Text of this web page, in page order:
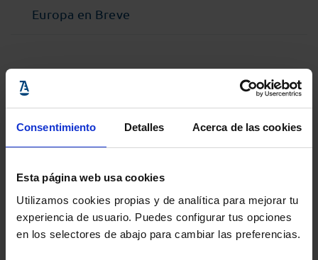
Consentimiento Detalles Acerca de las cookies
Esta página web usa cookies
Utilizamos cookies propias y de analítica para mejorar tu
experiencia de usuario. Puedes configurar tus opciones
en los selectores de abajo para cambiar las preferencias.
Europa en Breve